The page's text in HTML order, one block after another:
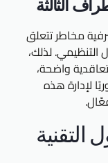
مخاطر تتعلق
التنظيمي. لذلك،
واضحة،
لإدارة هذه
التقنية